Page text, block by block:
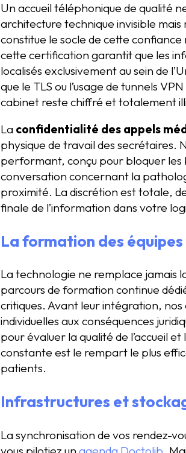
Un accueil téléphonique de qualité
architecture technique invisible
constitue le socle de cette
cette certification garantit que les
localisés exclusivement au sein de
que le TLS ou l’usage de tunnels
cabinet reste chiffré et totalement
La confidentialité des appels
physique de travail des secrétaires.
performant, conçu pour bloquer les
conversation concernant la
proximité. La discrétion est totale,
finale de l’information dans votre
La formation des
La technologie ne remplace jamais
parcours de formation continue
critiques. Avant leur intégration,
individuelles aux conséquences
pour évaluer la qualité de l’accueil
constante est le rempart le plus
patients.
Infrastructures et
La synchronisation de vos rendez-